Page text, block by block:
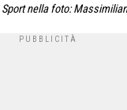
nella foto: